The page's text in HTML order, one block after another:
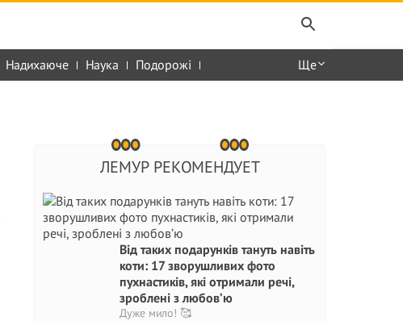
Надихаюче Наука Подорожі Ще
ЛЕМУР РЕКОМЕНДУЕТ
Від таких подарунків тануть навіть
коти: 17 зворушливих фото
пухнастиків, які отримали речі,
зроблені з любов’ю
Дуже мило! 🥰